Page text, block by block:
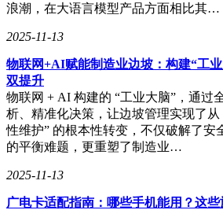
浪潮，在大语言模型产品方面相比其…
2025-11-13
物联网+AI赋能制造业边坡：构建“工
双提升
物联网 + AI 构建的 “工业大脑”，通过
析、精准化决策，让边坡管理实现了从
性维护” 的根本性转变，不仅破解了安
的平衡难题，更重塑了制造业…
2025-11-13
广电卡适配指南：哪些手机能用？这些